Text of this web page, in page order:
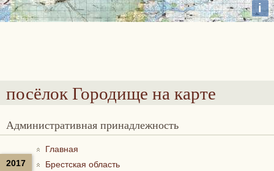
i
посёлок Городище на карте
Административная принадлежность
2017
Главная
Брестская область